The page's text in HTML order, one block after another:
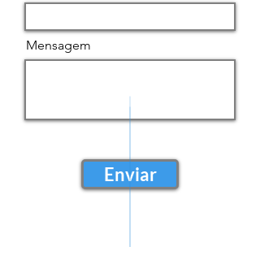
Mensagem
Enviar